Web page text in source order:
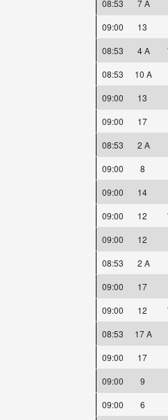
08:53
7 A
09:00
13
08:53
4 A
08:53
10 A
09:00
13
09:00
17
08:53
2 A
09:00
8
09:00
14
09:00
12
09:00
12
08:53
2 A
09:00
17
09:00
12
08:53
17 A
09:00
17
09:00
9
09:00
6